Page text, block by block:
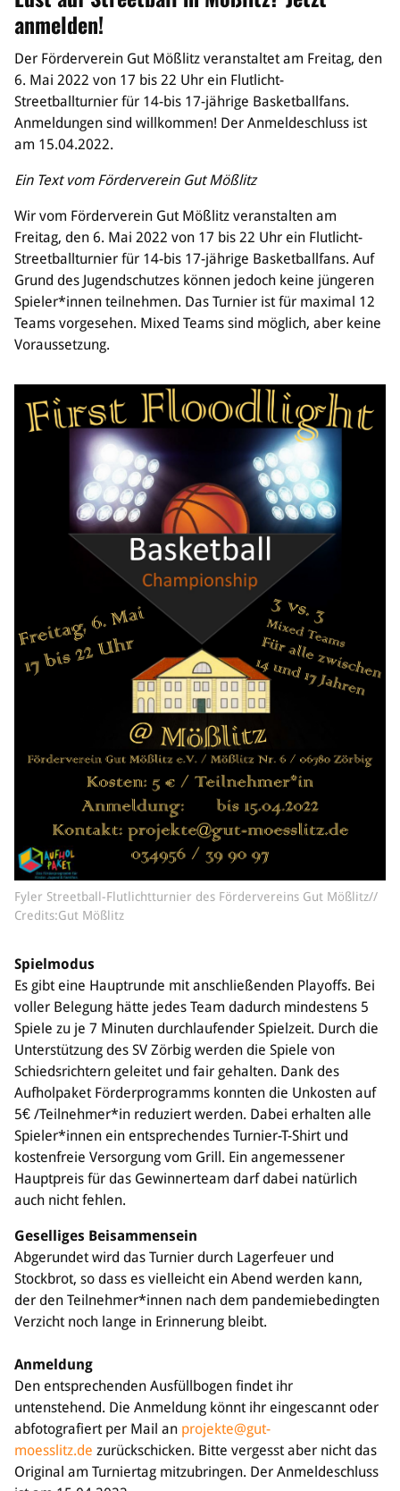
Sponsoren & Partner
Philosophie
Spielbetrieb
BVSA-Events
Hallenübersicht
Regelwerk
Ausrichtung
Auswahlen
Mitteldeutsche Liga (MDL)
Jugend & Schulsport
Bildung
Bildungsnetzwerk
Schiedsrichterwesen
Bildungsangebote im BVSA
Externe Bildungsangebote
Stellenangebote
Downloads
anmelden!
Der Förderverein Gut Mößlitz veranstaltet am Freitag, den
6. Mai 2022 von 17 bis 22 Uhr ein Flutlicht-
Streetballturnier für 14-bis 17-jährige Basketballfans.
Anmeldungen sind willkommen! Der Anmeldeschluss ist
am 15.04.2022.
Ein Text vom Förderverein Gut Mößlitz
Wir vom Förderverein Gut Mößlitz veranstalten am
Freitag, den 6. Mai 2022 von 17 bis 22 Uhr ein Flutlicht-
Streetballturnier für 14-bis 17-jährige Basketballfans. Auf
Grund des Jugendschutzes können jedoch keine jüngeren
Spieler*innen teilnehmen. Das Turnier ist für maximal 12
Teams vorgesehen. Mixed Teams sind möglich, aber keine
Voraussetzung.
Fyler Streetball-Flutlichtturnier des Fördervereins Gut Mößlitz//
Credits:Gut Mößlitz
Spielmodus
Es gibt eine Hauptrunde mit anschließenden Playoffs. Bei
voller Belegung hätte jedes Team dadurch mindestens 5
Spiele zu je 7 Minuten durchlaufender Spielzeit. Durch die
Unterstützung des SV Zörbig werden die Spiele von
Schiedsrichtern geleitet und fair gehalten. Dank des
Aufholpaket Förderprogramms konnten die Unkosten auf
5€ /Teilnehmer*in reduziert werden. Dabei erhalten alle
Spieler*innen ein entsprechendes Turnier-T-Shirt und
kostenfreie Versorgung vom Grill. Ein angemessener
Hauptpreis für das Gewinnerteam darf dabei natürlich
auch nicht fehlen.
Geselliges Beisammensein
Abgerundet wird das Turnier durch Lagerfeuer und
Stockbrot, so dass es vielleicht ein Abend werden kann,
der den Teilnehmer*innen nach dem pandemiebedingten
Verzicht noch lange in Erinnerung bleibt.
Anmeldung
Den entsprechenden Ausfüllbogen findet ihr
untenstehend. Die Anmeldung könnt ihr eingescannt oder
abfotografiert per Mail an projekte@gut-
moesslitz.de zurückschicken. Bitte vergesst aber nicht das
Original am Turniertag mitzubringen. Der Anmeldeschluss